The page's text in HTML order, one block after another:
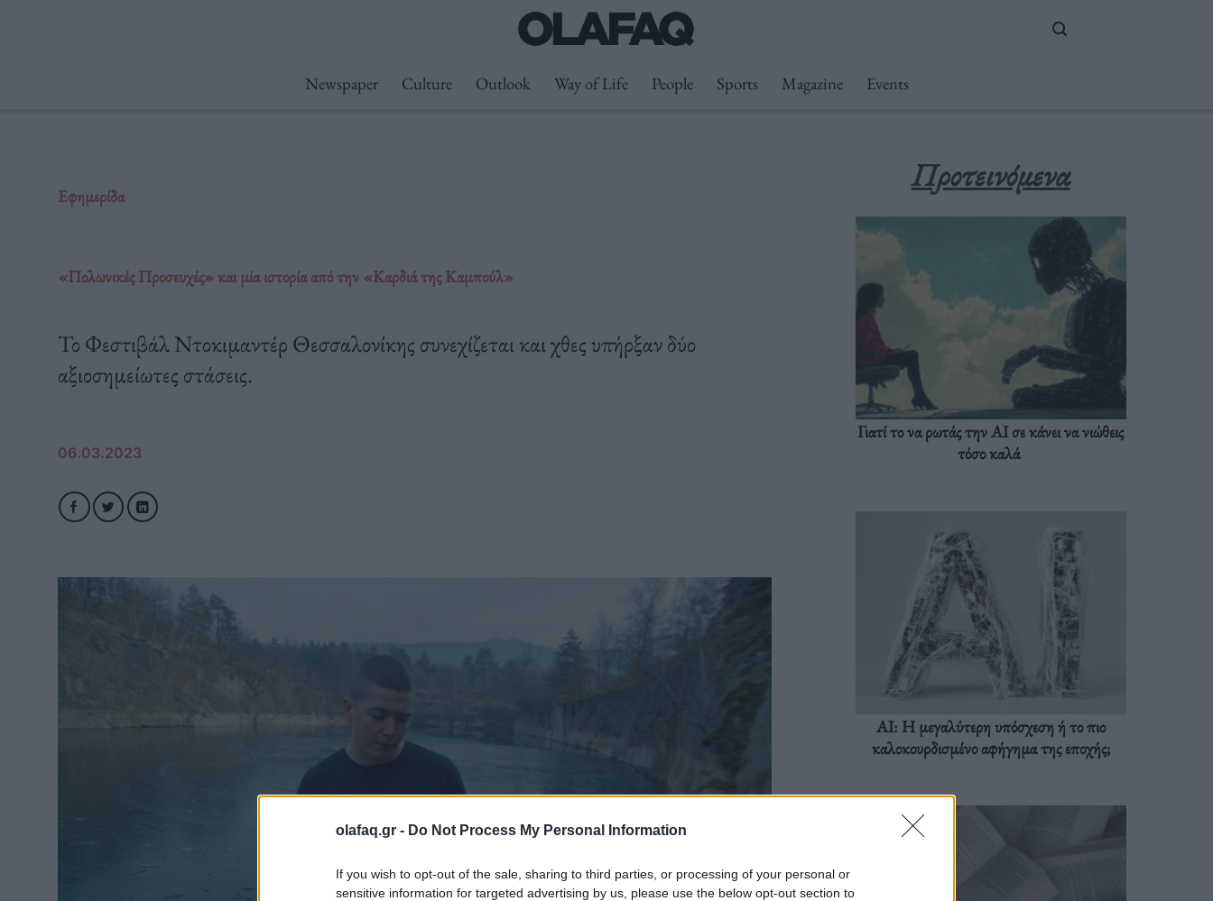
olafaq.gr - Do Not Process My Personal Information
If you wish to opt-out of the sale, sharing to third parties, or processing of your personal or
sensitive information for targeted advertising by us, please use the below opt-out section to
Newspaper Culture Outlook Way of Life People Sports Magazine Events
Εφημερίδα
«Πολωνικές Προσευχές» και μία ιστορία από την «Καρδιά της Καμπούλ»
Το Φεστιβάλ Ντοκιμαντέρ Θεσσαλονίκης συνεχίζεται και χθες υπήρξαν δύο
αξιοσημείωτες στάσεις.
06.03.2023
Προτεινόμενα
Γιατί το να ρωτάς την AI σε κάνει να νιώθεις
τόσο καλά
AI: Η μεγαλύτερη υπόσχεση ή το πιο
καλοκουρδισμένο αφήγημα της εποχής;